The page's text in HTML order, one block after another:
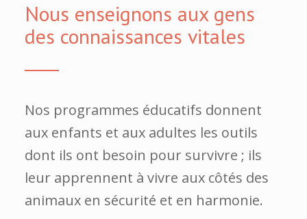
Nous enseignons aux gens
Nos programmes éducatifs donnent
aux enfants et aux adultes les outils
dont ils ont besoin pour survivre ; ils